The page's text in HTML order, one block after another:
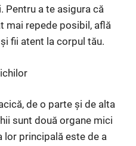
Pentru a te asigura că
mai repede posibil, află
fii atent la corpul tău.
de o parte și de alta
sunt două organe mici
lor principală este de a